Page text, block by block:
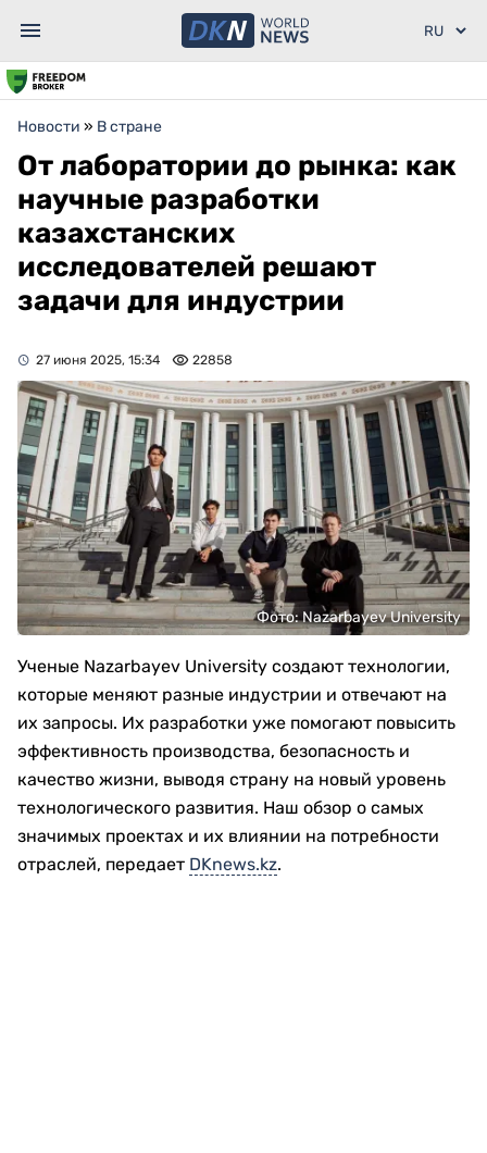
Новости » В стране
От лаборатории до рынка: как
научные разработки
казахстанских
исследователей решают
задачи для индустрии
27 июня 2025, 15:34 22858
Фото: Nazarbayev University
Ученые Nazarbayev University создают технологии,
которые меняют разные индустрии и отвечают на
их запросы. Их разработки уже помогают повысить
эффективность производства, безопасность и
качество жизни, выводя страну на новый уровень
технологического развития. Наш обзор о самых
значимых проектах и их влиянии на потребности
отраслей, передает DKnews.kz.